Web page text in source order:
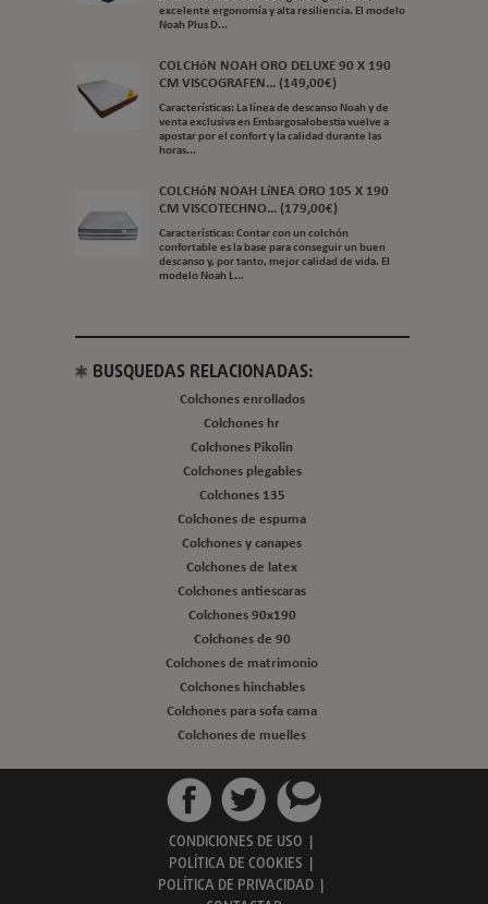
excelente ergonomía y alta resiliencia. El modelo
Noah Plus D...
COLCHóN NOAH ORO DELUXE 90 X 190
CM VISCOGRAFEN... (149,00€)
Características: La línea de descanso Noah y de
venta exclusiva en Embargosalobestia vuelve a
apostar por el confort y la calidad durante las
horas...
COLCHóN NOAH LíNEA ORO 105 X 190
CM VISCOTECHNO... (179,00€)
Características: Contar con un colchón
confortable es la base para conseguir un buen
descanso y, por tanto, mejor calidad de vida. El
modelo Noah L...
BUSQUEDAS RELACIONADAS:
Colchones enrollados
Colchones hr
Colchones Pikolin
Colchones plegables
Colchones 135
Colchones de espuma
Colchones y canapes
Colchones de latex
Colchones antiescaras
Colchones 90x190
Colchones de 90
Colchones de matrimonio
Colchones hinchables
Colchones para sofa cama
Colchones de muelles
CONDICIONES DE USO |
POLÍTICA DE COOKIES |
POLÍTICA DE PRIVACIDAD |